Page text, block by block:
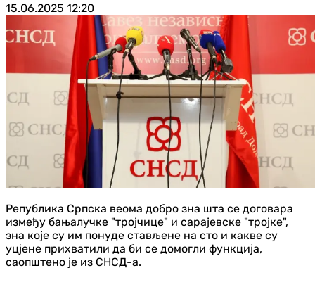
15.06.2025 12:20
Република Српска веома добро зна шта се договара
између бањалучке "тројчице" и сарајевске "тројке",
зна које су им понуде стављене на сто и какве су
уцјене прихватили да би се домогли функција,
саопштено је из СНСД-а.